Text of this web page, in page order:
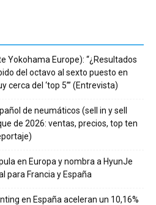
Yokohama Europe): “¿Resultados
del octavo al sexto puesto en
cerca del ‘top 5’” (Entrevista)
de neumáticos (sell in y sell
de 2026: ventas, precios, top ten
en Europa y nombra a HyunJe
para Francia y España
en España aceleran un 10,16%